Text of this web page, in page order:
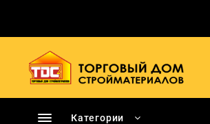
содержимому
Категории